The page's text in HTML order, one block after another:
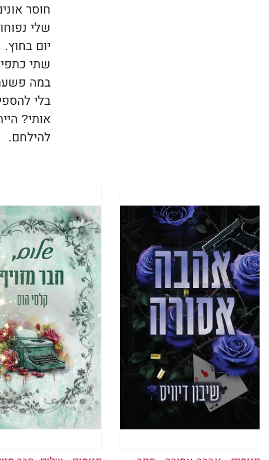
חוסר
שלי
יום
שתי
במה
בלי
אותי?
להילחם.
שזה לא
אני
לי שיש
מחוספס
אני
מעוותות
הוא
אני
אני
הברכיים
״קומי,״
הידיים
מצליחה
אור